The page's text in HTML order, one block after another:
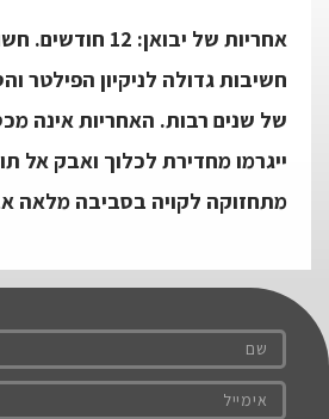
אחריות של יבואן:
חשיבות גדולה לניקיון הפילטר
של שנים רבות. האחריות אינה
ייגרמו מחדירת לכלוך ואבק אל
מתחזוקה לקויה בסביבה מלאה